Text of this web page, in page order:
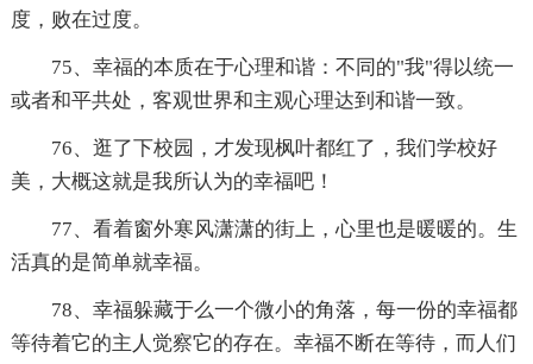
度，败在过度。
75、幸福的本质在于心理和谐：不同的"我"得以统一
或者和平共处，客观世界和主观心理达到和谐一致。
76、逛了下校园，才发现枫叶都红了，我们学校好
美，大概这就是我所认为的幸福吧！
77、看着窗外寒风潇潇的街上，心里也是暖暖的。生
活真的是简单就幸福。
78、幸福躲藏于么一个微小的角落，每一份的幸福都
等待着它的主人觉察它的存在。幸福不断在等待，而人们